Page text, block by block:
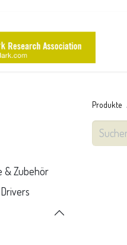
& Zubehör
Produkte